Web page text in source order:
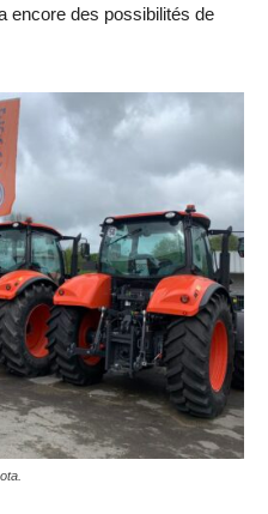
encore des possibilités de